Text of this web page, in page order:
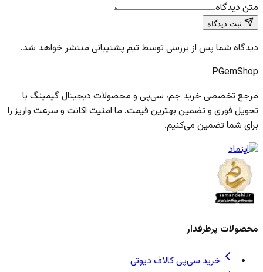
متن دیدگاه
ثبت دیدگاه
دیدگاه شما پس از بررسی توسط تیم پشتیبانی منتشر خواهد شد.
PGemShop
مرجع تخصصی خرید جم، سی‌پی و محصولات دیجیتال گیمینگ با
تحویل فوری و تضمین بهترین قیمت. ما امنیت اکانت و سرعت واریز را
برای شما تضمین می‌کنیم.
محصولات پرطرفدار
خرید سی‌پی کالاف دیوتی